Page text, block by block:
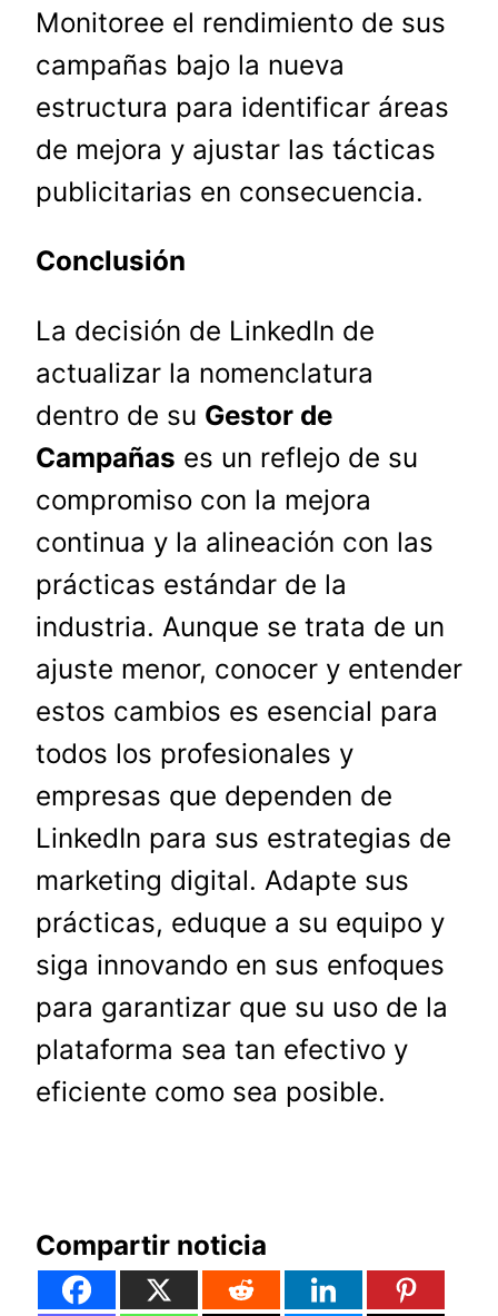
Monitoree el rendimiento de sus
campañas bajo la nueva
estructura para identificar áreas
de mejora y ajustar las tácticas
publicitarias en consecuencia.
Conclusión
La decisión de LinkedIn de
actualizar la nomenclatura
dentro de su Gestor de
Campañas es un reflejo de su
compromiso con la mejora
continua y la alineación con las
prácticas estándar de la
industria. Aunque se trata de un
ajuste menor, conocer y entender
estos cambios es esencial para
todos los profesionales y
empresas que dependen de
LinkedIn para sus estrategias de
marketing digital. Adapte sus
prácticas, eduque a su equipo y
siga innovando en sus enfoques
para garantizar que su uso de la
plataforma sea tan efectivo y
eficiente como sea posible.
Compartir noticia